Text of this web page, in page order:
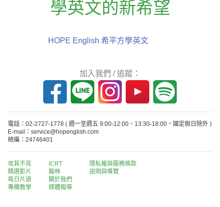
學英文的新希望
HOPE English 希平方學英文
加入我們 / 追蹤：
電話：02-2727-1778 ( 週一至週五 9:00-12:00、13:30-18:00，國定假日除外 )
E-mail：service@hopenglish.com
統編：24746401
攻其不背
精選影片
每日片語
專欄教學
ICRT
翰林
關於我們
媒體報導
隱私權與服務條款
說明與導覽